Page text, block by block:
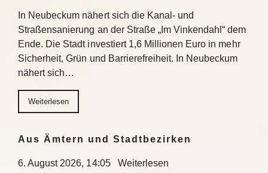
In Neubeckum nähert sich die Kanal- und
Straßensanierung an der Straße „Im Vinkendahl“ dem
Ende. Die Stadt investiert 1,6 Millionen Euro in mehr
Sicherheit, Grün und Barrierefreiheit. In Neubeckum
nähert sich…
Weiterlesen
Aus Ämtern und Stadtbezirken
6. August 2026, 14:05 Weiterlesen